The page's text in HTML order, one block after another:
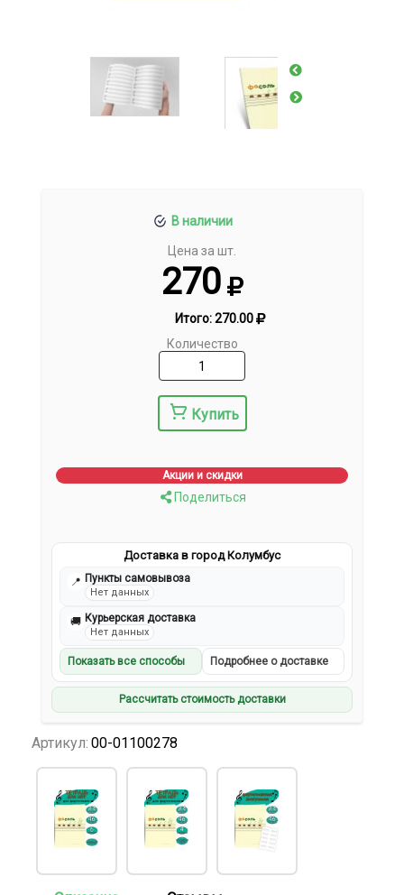
В наличии
Цена за шт.
270
Итого:270.00
Количество
Купить
Акции и скидки
Поделиться
Доставка в город Колумбус
📍 Пункты самовывоза
Нет данных
🚚 Курьерская доставка
Нет данных
Показать все способы Подробнее о доставке
Рассчитать стоимость доставки
Артикул: 00-01100278